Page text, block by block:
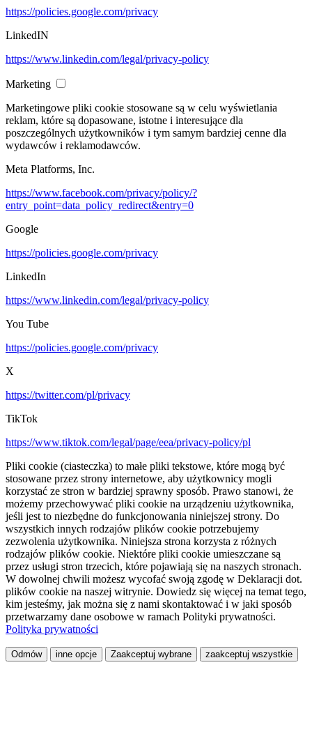
https://policies.google.com/privacy
LinkedIN
https://www.linkedin.com/legal/privacy-policy
Marketing
Marketingowe pliki cookie stosowane są w celu wyświetlania
reklam, które są dopasowane, istotne i interesujące dla
poszczególnych użytkowników i tym samym bardziej cenne dla
wydawców i reklamodawców.
Meta Platforms, Inc.
https://www.facebook.com/privacy/policy/?
entry_point=data_policy_redirect&entry=0
Google
https://policies.google.com/privacy
LinkedIn
https://www.linkedin.com/legal/privacy-policy
You Tube
https://policies.google.com/privacy
X
https://twitter.com/pl/privacy
TikTok
https://www.tiktok.com/legal/page/eea/privacy-policy/pl
Pliki cookie (ciasteczka) to małe pliki tekstowe, które mogą być
stosowane przez strony internetowe, aby użytkownicy mogli
korzystać ze stron w bardziej sprawny sposób. Prawo stanowi, że
możemy przechowywać pliki cookie na urządzeniu użytkownika,
jeśli jest to niezbędne do funkcjonowania niniejszej strony. Do
wszystkich innych rodzajów plików cookie potrzebujemy
zezwolenia użytkownika. Niniejsza strona korzysta z różnych
rodzajów plików cookie. Niektóre pliki cookie umieszczane są
przez usługi stron trzecich, które pojawiają się na naszych stronach.
W dowolnej chwili możesz wycofać swoją zgodę w Deklaracji dot.
plików cookie na naszej witrynie. Dowiedz się więcej na temat tego,
kim jesteśmy, jak można się z nami skontaktować i w jaki sposób
przetwarzamy dane osobowe w ramach Polityki prywatności.
Polityka prywatności
Odmów inne opcje Zaakceptuj wybrane zaakceptuj wszystkie